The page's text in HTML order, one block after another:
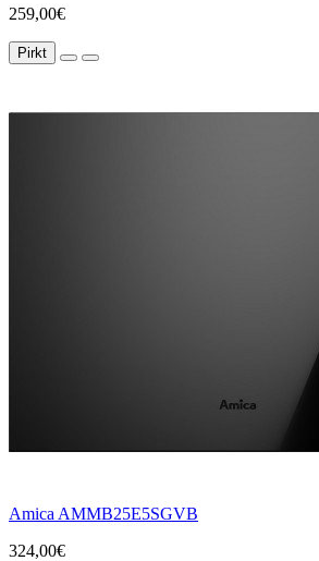
259,00€
Pirkt
Amica AMMB25E5SGVB
324,00€